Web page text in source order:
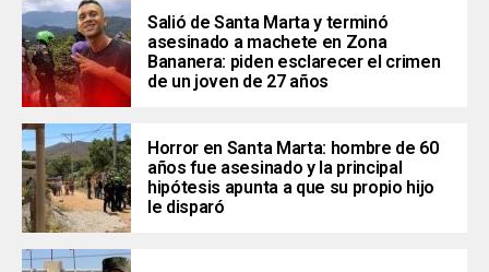
Salió de Santa Marta y terminó
asesinado a machete en Zona
Bananera: piden esclarecer el crimen
de un joven de 27 años
Horror en Santa Marta: hombre de 60
años fue asesinado y la principal
hipótesis apunta a que su propio hijo
le disparó